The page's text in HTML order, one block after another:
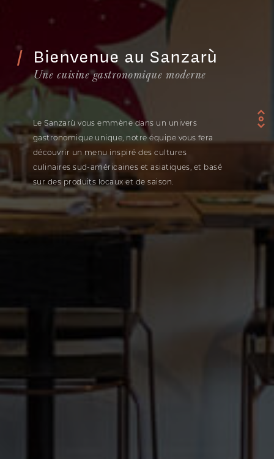
Bienvenue au Sanzarù
Une cuisine gastronomique moderne
Le Sanzarù vous emmène dans un univers
gastronomique unique, notre équipe vous fera
découvrir un menu inspiré des cultures
culinaires sud-américaines et asiatiques, et basé
sur des produits locaux et de saison.